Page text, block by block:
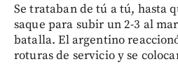
Se trataban de tú a tú, hasta
saque para subir un 2-3 al
batalla. El argentino
roturas de servicio y se